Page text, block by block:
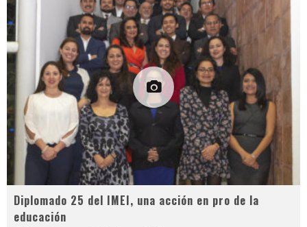
Diplomado 25 del IMEI, una acción en pro de la
educación